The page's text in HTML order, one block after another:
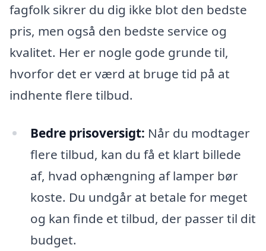
fagfolk sikrer du dig ikke blot den bedste
pris, men også den bedste service og
kvalitet. Her er nogle gode grunde til,
hvorfor det er værd at bruge tid på at
indhente flere tilbud.
Bedre prisoversigt: Når du modtager
flere tilbud, kan du få et klart billede
af, hvad ophængning af lamper bør
koste. Du undgår at betale for meget
og kan finde et tilbud, der passer til dit
budget.